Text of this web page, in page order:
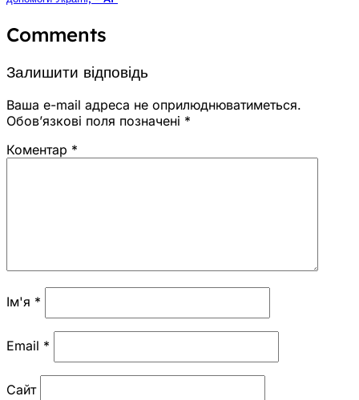
Comments
Залишити відповідь
Ваша e-mail адреса не оприлюднюватиметься.
Обов’язкові поля позначені *
Коментар *
Ім'я *
Email *
Сайт